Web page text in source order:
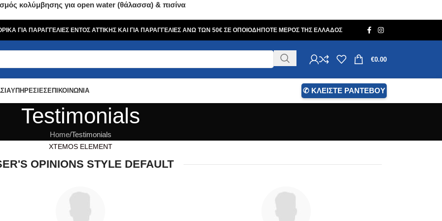
κολύμβησης για open water (θάλασσα) & πισίνα
ΓΙΑ ΠΑΡΑΓΓΕΛΙΕΣ ΕΝΤΟΣ ΑΤΤΙΚΗΣ ΚΑΙ ΓΙΑ ΠΑΡΑΓΓΕΛΙΕΣ ΑΝΩ ΤΩΝ 50€ ΣΕ ΟΠΟΙΟΔΗΠΟΤΕ ΜΕΡΟΣ ΤΗΣ ΕΛΛΑΔΟΣ
€0.00
ΥΠΗΡΕΣΙΕΣΕΠΙΚΟΙΝΩΝΙΑ ✆ ΚΛΕΙΣΤΕ ΡΑΝΤΕΒΟΥ
Testimonials
Home Testimonials
XTEMOS ELEMENT
OPINIONS STYLE DEFAULT